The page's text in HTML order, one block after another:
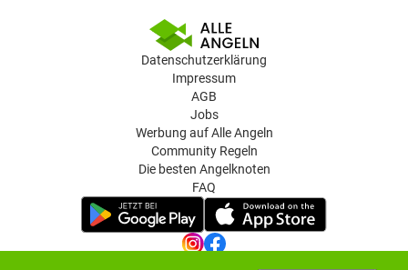
Datenschutzerklärung
Impressum
AGB
Jobs
Werbung auf Alle Angeln
Community Regeln
Die besten Angelknoten
FAQ